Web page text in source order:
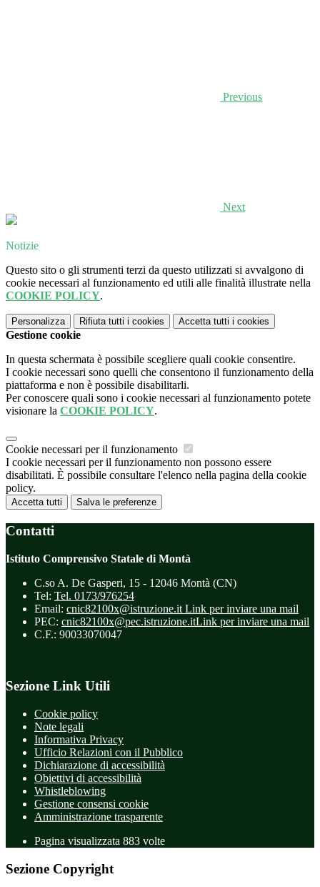
Previous
Next
Notizie
Questo sito o gli strumenti terzi da questo utilizzati si avvalgono di
cookie necessari al funzionamento ed utili alle finalità illustrate nella
COOKIE POLICY.
Personalizza Rifiuta tutti i cookies Accetta tutti i cookies
Gestione cookie
In questa schermata è possibile scegliere quali cookie consentire.
I cookie necessari sono quelli che consentono il funzionamento della
piattaforma e non è possibile disabilitarli.
Per conoscere quali sono i cookie necessari al funzionamento potete
visionare la COOKIE POLICY.
Cookie necessari per il funzionamento
I cookie necessari per il funzionamento non possono essere
disabilitati. È possibile consultare l'elenco nella pagina della cookie
policy.
Accetta tutti Salva le preferenze
Contatti
Istituto Comprensivo Statale di Montà
C.so A. De Gasperi, 15 - 12046 Montà (CN)
Tel: Tel. 0173/976254
Email: cnic82100x@istruzione.it Link per inviare una mail
PEC: cnic82100x@pec.istruzione.itLink per inviare una mail
C.F.: 90033070047
Sezione Link Utili
Cookie policy
Note legali
Informativa Privacy
Ufficio Relazioni con il Pubblico
Dichiarazione di accessibilità
Obiettivi di accessibilità
Whistleblowing
Gestione consensi cookie
Amministrazione trasparente
Pagina visualizzata 883 volte
Sezione Copyright